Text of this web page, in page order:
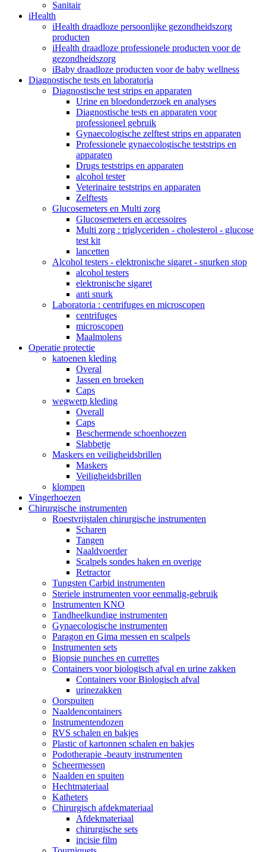
Sanitair
iHealth
iHealth draadloze persoonlijke gezondheidszorg
producten
iHealth draadloze professionele producten voor de
gezondheidszorg
iBaby draadloze producten voor de baby wellness
Diagnostische tests en laboratoria
Diagnostische test strips en apparaten
Urine en bloedonderzoek en analyses
Diagnostische tests en apparaten voor
professioneel gebruik
Gynaecologische zelftest strips en apparaten
Professionele gynaecologische teststrips en
apparaten
Drugs teststrips en apparaten
alcohol tester
Veterinaire teststrips en apparaten
Zelftests
Glucosemeters en Multi zorg
Glucosemeters en accessoires
Multi zorg : triglyceriden - cholesterol - glucose
test kit
lancetten
Alcohol testers - elektronische sigaret - snurken stop
alcohol testers
elektronische sigaret
anti snurk
Laboratoria : centrifuges en microscopen
centrifuges
microscopen
Maalmolens
Operatie protectie
katoenen kleding
Overal
Jassen en broeken
Caps
wegwerp kleding
Overall
Caps
Beschermende schoenhoezen
Slabbetje
Maskers en veiligheidsbrillen
Maskers
Veiligheidsbrillen
klompen
Vingerhoezen
Chirurgische instrumenten
Roestvrijstalen chirurgische instrumenten
Scharen
Tangen
Naaldvoerder
Scalpels sondes haken en overige
Retractor
Tungsten Carbid instrumenten
Steriele instrumenten voor eenmalig-gebruik
Instrumenten KNO
Tandheelkundige instrumenten
Gynaecologische instrumenten
Paragon en Gima messen en scalpels
Instrumenten sets
Biopsie punches en currettes
Containers voor biologisch afval en urine zakken
Containers voor Biologisch afval
urinezakken
Oorspuiten
Naaldencontainers
Instrumentendozen
RVS schalen en bakjes
Plastic of kartonnen schalen en bakjes
Podotherapie -beauty instrumenten
Scheermessen
Naalden en spuiten
Hechtmateriaal
Katheters
Chirurgisch afdekmateriaal
Afdekmateriaal
chirurgische sets
incisie film